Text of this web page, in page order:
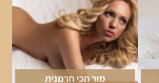
מור הכי חרמנית